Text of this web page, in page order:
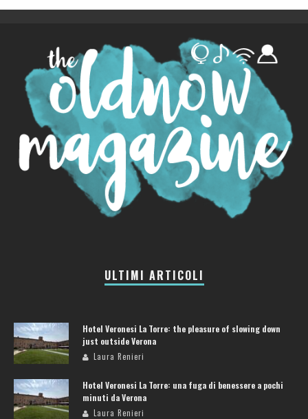
ULTIMI ARTICOLI
Hotel Veronesi La Torre: the pleasure of slowing down
just outside Verona
Laura Renieri
Hotel Veronesi La Torre: una fuga di benessere a pochi
minuti da Verona
Laura Renieri